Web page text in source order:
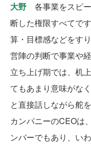
大野 各事業をスピ
断した権限すべてで
算・目標感などをす
営陣の判断で事業や
立ち上げ期では、机
てもあまり意味がな
と直接話しながら舵
カンパニーのCEOは
ンバーでもあり、い